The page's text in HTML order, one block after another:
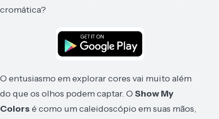
cromática?
O entusiasmo em explorar cores vai muito além
do que os olhos podem captar. O Show My
Colors é como um caleidoscópio em suas mãos,